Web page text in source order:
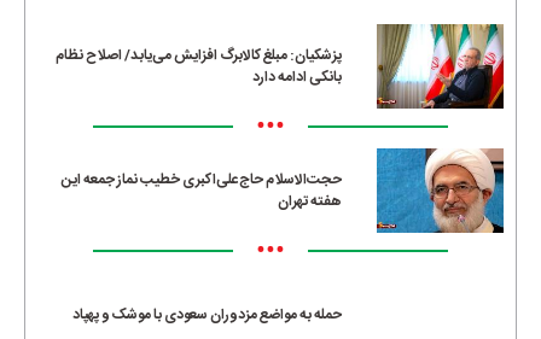
پزشکیان: مبلغ کالابرگ افزایش می‌یابد/ اصلاح نظام
بانکی ادامه دارد
•••
حجت‌الاسلام حاج‌علی‌اکبری خطیب نماز جمعه این
هفته تهران
•••
حمله به مواضع مزدوران سعودی با موشک و پهپاد